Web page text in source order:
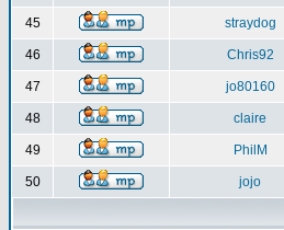
45 straydog
46 Chris92
47 jo80160
48 claire
49 PhilM
50 jojo